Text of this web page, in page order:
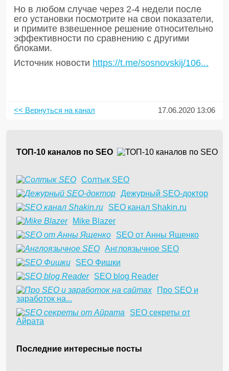
Но в любом случае через 2-4 недели после
его установки посмотрите на свои показатели,
и примите взвешенное решение относительно
эффективности по сравнению с другими
блоками.
Источник новости https://t.me/sosnovskij/106...
<< Вернуться на канал 17.06.2020 13:06
ТОП-10 каналов по SEO
Солтык SEO
Дежурный SEO-доктор
SEO канал Shakin.ru
Mike Blazer
SEO от Анны Ященко
Англоязычное SEO
SEO Фишки
SEO blog Reader
Про SEO и
заработок на...
SEO секреты от
Айрата
Последние интересные посты